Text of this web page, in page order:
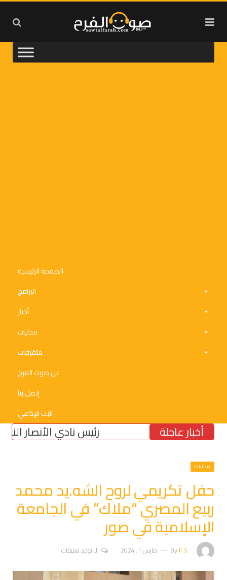
الصفحة الرئيسية
البرامج
أخبار
محليات
متفرقات
عن صوت الفرح
إتصل بنا
البث الإذاعي
أخبار عاجلة رئيس نادي الأنصار النائب
محليات
حفل تكريمي لروح الشه.يد محمد
ربيع المصري “ملاك” في الجامعة
الإسلامية في صور
ByF.S مارس 1, 2024 لا توجد تعليقات